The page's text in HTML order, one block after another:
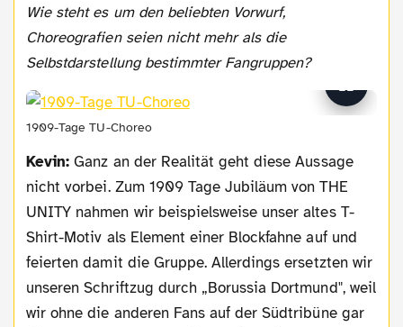
Wie steht es um den beliebten Vorwurf,
Choreografien seien nicht mehr als die
Selbstdarstellung bestimmter Fangruppen?
1909-Tage TU-Choreo
Kevin:Ganz an der Realität geht diese Aussage
nicht vorbei. Zum 1909 Tage Jubiläum von THE
UNITY nahmen wir beispielsweise unser altes T-
Shirt-Motiv als Element einer Blockfahne auf und
feierten damit die Gruppe. Allerdings ersetzten wir
unseren Schriftzug durch „Borussia Dortmund", weil
wir ohne die anderen Fans auf der Südtribüne gar